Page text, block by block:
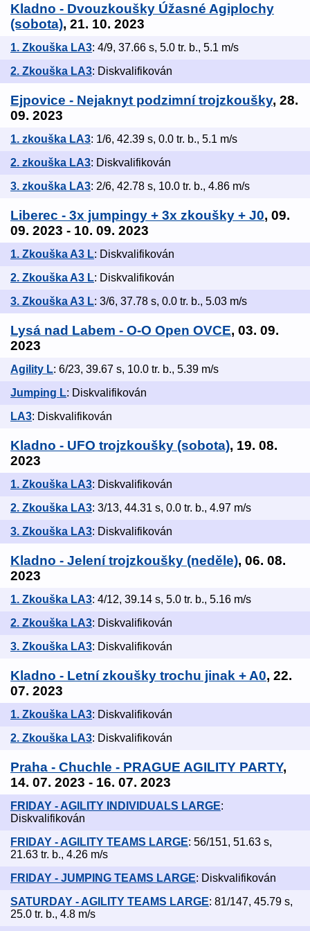
Kladno - Dvouzkoušky Úžasné Agiplochy
(sobota), 21. 10. 2023
1. Zkouška LA3: 4/9, 37.66 s, 5.0 tr. b., 5.1 m/s
2. Zkouška LA3: Diskvalifikován
Ejpovice - Nejaknyt podzimní trojzkoušky, 28.
09. 2023
1. zkouška LA3: 1/6, 42.39 s, 0.0 tr. b., 5.1 m/s
2. zkouška LA3: Diskvalifikován
3. zkouška LA3: 2/6, 42.78 s, 10.0 tr. b., 4.86 m/s
Liberec - 3x jumpingy + 3x zkoušky + J0, 09.
09. 2023 - 10. 09. 2023
1. Zkouška A3 L: Diskvalifikován
2. Zkouška A3 L: Diskvalifikován
3. Zkouška A3 L: 3/6, 37.78 s, 0.0 tr. b., 5.03 m/s
Lysá nad Labem - O-O Open OVCE, 03. 09.
2023
Agility L: 6/23, 39.67 s, 10.0 tr. b., 5.39 m/s
Jumping L: Diskvalifikován
LA3: Diskvalifikován
Kladno - UFO trojzkoušky (sobota), 19. 08.
2023
1. Zkouška LA3: Diskvalifikován
2. Zkouška LA3: 3/13, 44.31 s, 0.0 tr. b., 4.97 m/s
3. Zkouška LA3: Diskvalifikován
Kladno - Jelení trojzkoušky (neděle), 06. 08.
2023
1. Zkouška LA3: 4/12, 39.14 s, 5.0 tr. b., 5.16 m/s
2. Zkouška LA3: Diskvalifikován
3. Zkouška LA3: Diskvalifikován
Kladno - Letní zkoušky trochu jinak + A0, 22.
07. 2023
1. Zkouška LA3: Diskvalifikován
2. Zkouška LA3: Diskvalifikován
Praha - Chuchle - PRAGUE AGILITY PARTY,
14. 07. 2023 - 16. 07. 2023
FRIDAY - AGILITY INDIVIDUALS LARGE:
Diskvalifikován
FRIDAY - AGILITY TEAMS LARGE: 56/151, 51.63 s,
21.63 tr. b., 4.26 m/s
FRIDAY - JUMPING TEAMS LARGE: Diskvalifikován
SATURDAY - AGILITY TEAMS LARGE: 81/147, 45.79 s,
25.0 tr. b., 4.8 m/s